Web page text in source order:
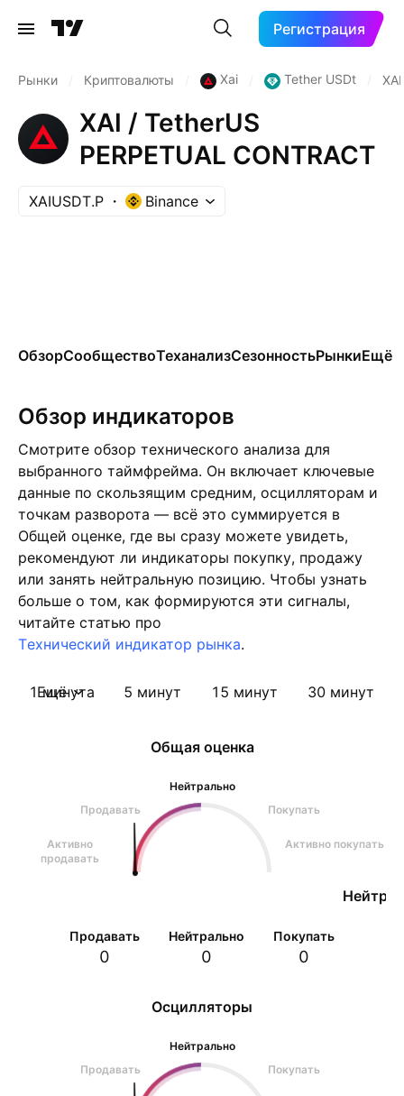
Регистрация
Рынки Криптовалюты Xai Tether USDt
XAI / TetherUS
PERPETUAL CONTRACT
XAIUSDT.P Binance
ОбзорСообществоТеханализСезонностьРынкиЕщё
Обзор индикаторов
Смотрите обзор технического анализа для
выбранного таймфрейма. Он включает ключевые
данные по скользящим средним, осцилляторам и
точкам разворота — всё это суммируется в
Общей оценке, где вы сразу можете увидеть,
рекомендуют ли индикаторы покупку, продажу
или занять нейтральную позицию. Чтобы узнать
больше о том, как формируются эти сигналы,
читайте статью про
Tехнический индикатор рынка.
1 минута 5 минут 15 минут 30 минут
Ещё
Осцилляторы
Нейтрально
Продавать
Покупать
Общая оценка
Нейтрально
Продавать
Покупать
Активно
продавать
Активно покупать
Продавать
0
Нейтрально
0
Покупать
0